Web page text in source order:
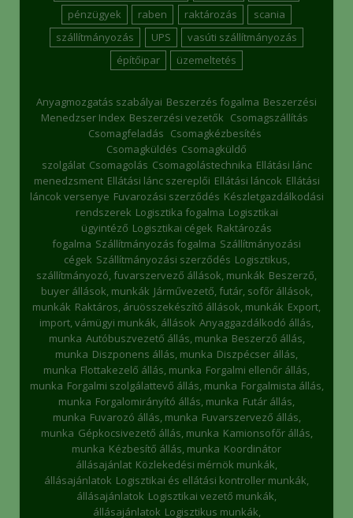
pénzügyek
raben raktározás
scania
szállítmányozás
UPS
vasúti szállítmányozás
építőipar
üzemeltetés
Anyagmozgatás szabályai Beszerzés fogalma Beszerzési
Menedzser Index Beszerzési vezetők Csomagszállítás
Csomagfeladás Csomagkézbesítés
Csomagküldés Csomagküldő
szolgálat Csomagolás Csomagolástechnika Ellátási lánc
menedzsment Ellátási lánc szereplői Ellátási láncok Ellátási
láncok versenye Fuvarozási szerződés Készletgazdálkodási
rendszerek Logisztika fogalma Logisztikai
ügyintéző Logisztikai cégek Raktározás
fogalma Szállítmányozás fogalma Szállítmányozási
cégek Szállítmányozási szerződés Logisztikus,
szállítmányozó, fuvarszervező állások, munkák Beszerző,
buyer állások, munkák Járművezető, futár, sofőr állások,
munkák Raktáros, áruösszekészítő állások, munkák Export,
import, vámügyi munkák, állások Anyaggazdálkodó állás,
munka Autóbuszvezető állás, munka Beszerző állás,
munka Diszponens állás, munka Diszpécser állás,
munka Flottakezelő állás, munka Forgalmi ellenőr állás,
munka Forgalmi szolgálattevő állás, munka Forgalmista állás,
munka Forgalomirányító állás, munka Futár állás,
munka Fuvarozó állás, munka Fuvarszervező állás,
munka Gépkocsivezető állás, munka Kamionsofőr állás,
munka Kézbesítő állás, munka Koordinátor
állásajánlat Közlekedési mérnök munkák,
állásajánlatok Logisztikai és ellátási kontroller munkák,
állásajánlatok Logisztikai vezető munkák,
állásajánlatok Logisztikus munkák,